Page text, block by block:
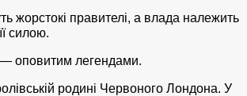
жорстокі правителі, а влада належить
силою.
— оповитим легендами.
родині Червоного Лондона. У